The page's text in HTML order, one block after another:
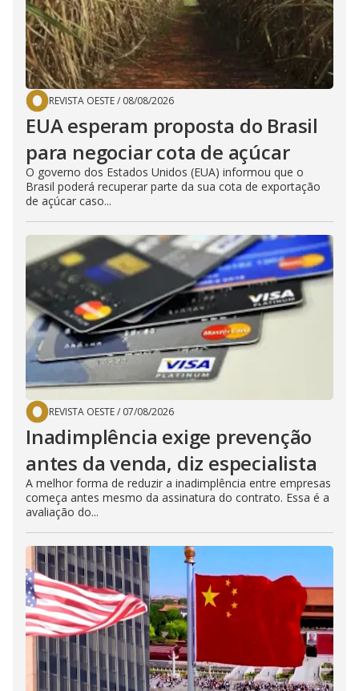
REVISTA OESTE/ 08/08/2026
EUA esperam proposta do Brasil
para negociar cota de açúcar
O governo dos Estados Unidos (EUA) informou que o
Brasil poderá recuperar parte da sua cota de exportação
de açúcar caso...
REVISTA OESTE/ 07/08/2026
Inadimplência exige prevenção
antes da venda, diz especialista
A melhor forma de reduzir a inadimplência entre empresas
começa antes mesmo da assinatura do contrato. Essa é a
avaliação do...